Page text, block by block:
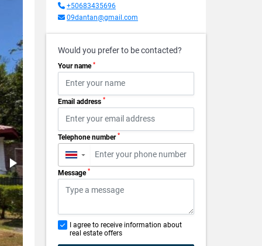
+50683435696
09dantan@gmail.com
Would you prefer to be contacted?
Your name *
Email address *
Telephone number *
▼
Message *
I agree to receive information about
real estate offers